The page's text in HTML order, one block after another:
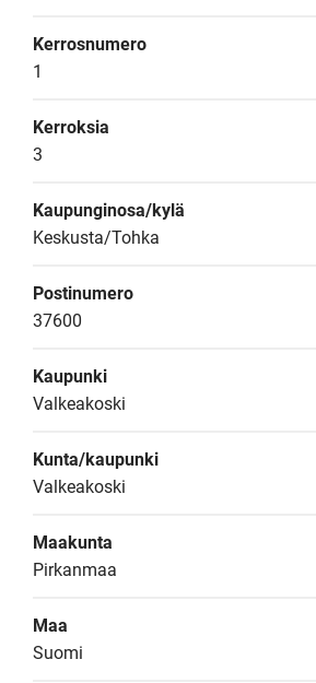
Kerrosnumero
1
Kerroksia
3
Kaupunginosa/kylä
Keskusta/Tohka
Postinumero
37600
Kaupunki
Valkeakoski
Kunta/kaupunki
Valkeakoski
Maakunta
Pirkanmaa
Maa
Suomi